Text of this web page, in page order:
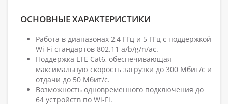
ОСНОВНЫЕ ХАРАКТЕРИСТИКИ
Работа в диапазонах 2,4 ГГц и 5 ГГц с поддержкой
Wi-Fi стандартов 802.11 a/b/g/n/ac.
Поддержка LTE Cat6, обеспечивающая
максимальную скорость загрузки до 300 Мбит/с и
отдачи до 50 Мбит/с.
Возможность одновременного подключения до
64 устройств по Wi-Fi.